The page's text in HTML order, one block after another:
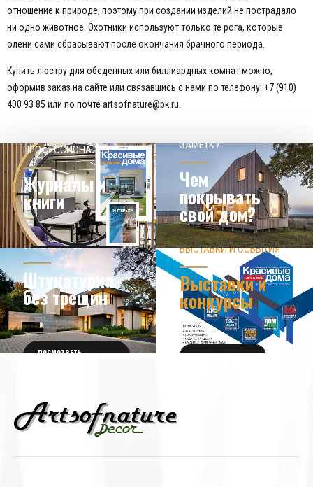
отношение к природе, поэтому при создании изделий не пострадало
ни одно животное. Охотники используют только те рога, которые
олени сами сбрасывают после окончания брачного периода.
Купить люстру для обеденных или биллиардных комнат можно,
оформив заказ на сайте или связавшись с нами по телефону: +7 (910)
400 93 85 или по почте artsofnature@bk.ru.
ПРОФЕССИОНАЛОВ
Журналы и
книги
НОВОСТИ ИЗ МИРА
ДИЗАЙНА
ЗАМЕТКУ
Чем
покрывать
свой дом?
УЗНАТЬ БОЛЬШЕ
ЗНАЕТЕ ЛИ ВЫ?
Штукатурка
без трещин
ПОСМОТРЕТЬ
ВЫСТАВКИ И СОБЫТИЯ
Выставки и
конкурсы
ПОЛУЧИТЬ БИЛЕТ